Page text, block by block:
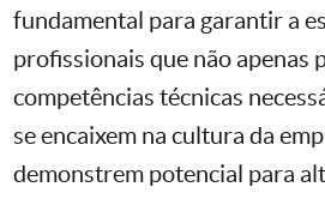
fundamental para garantir a
profissionais que não apenas
competências técnicas
se encaixem na cultura da
demonstrem potencial para